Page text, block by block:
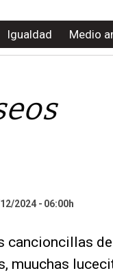
Igualdad Medio
2024 06:00h
cancioncillas
muuchas